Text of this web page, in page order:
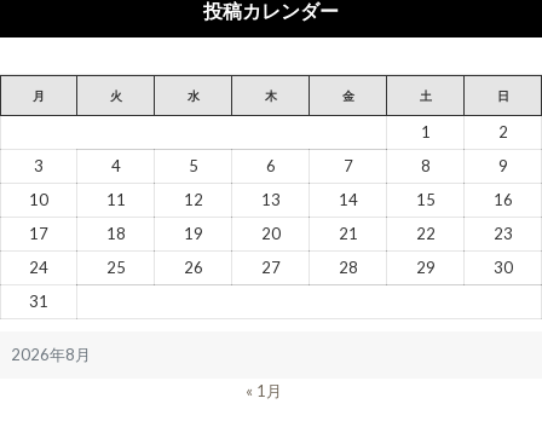
投稿カレンダー
2026年8月
月 火 水 木 金 土 日
1
2
3
4 5 6 7 8
9
10
11 12 13 14 15
16
17
18 19 20 21 22
23
24
25 26 27 28 29
30
31
« 1月